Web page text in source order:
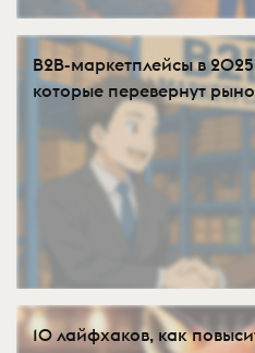
B2B-маркетплейсы в
которые перевернут
10 лайфхаков, как